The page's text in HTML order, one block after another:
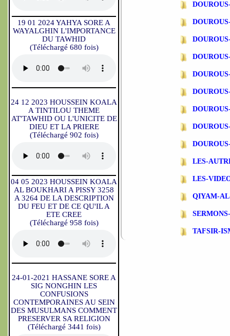
19 01 2024 YAHYA SORE A
WAYALGHIN L'IMPORTANCE
DU TAWHID
(Téléchargé 680 fois)
24 12 2023 HOUSSEIN KOALA
A TINTILOU THEME
AT'TAWHID OU L'UNICITE DE
DIEU ET LA PRIERE
(Téléchargé 902 fois)
04 05 2023 HOUSSEIN KOALA
AL BOUKHARI A PISSY 3258
A 3264 DE LA DESCRIPTION
DU FEU ET DE CE QU'IL A
ETE CREE
(Téléchargé 958 fois)
24-01-2021 HASSANE SORE A
SIG NONGHIN LES
CONFUSIONS
CONTEMPORAINES AU SEIN
DES MUSULMANS COMMENT
PRESERVER SA RELIGION
(Téléchargé 3441 fois)
LES-
LES-
QIYAM-
TAFSIR-